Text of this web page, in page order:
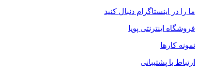
ما را در اینستاگرام دنبال کنید
فروشگاه اینترنتی پویا
نمونه کارها
ارتباط با پشتیبانی